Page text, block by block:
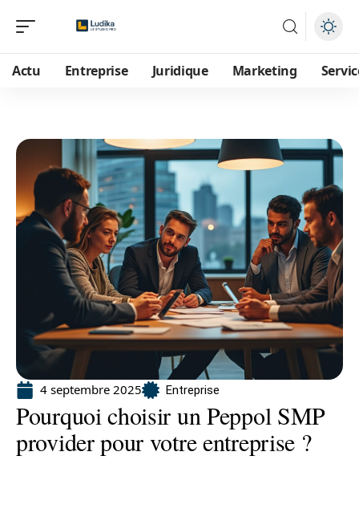
Actu Entreprise Juridique Marketing
4 septembre 2025 Entreprise
Pourquoi choisir un Peppol SMP
provider pour votre entreprise ?